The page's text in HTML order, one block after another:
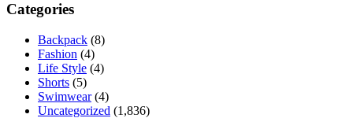
Categories
Backpack (8)
Fashion (4)
Life Style (4)
Shorts (5)
Swimwear(4)
Uncategorized (1,836)